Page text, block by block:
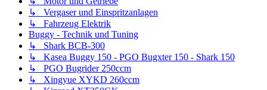
↳ Vergaser und Einspritzanlagen
↳ Fahrzeug Elektrik
Buggy - Technik und Tuning
↳ Shark BCB-300
↳ Kasea Buggy 150 - PGO Bugxter 150 - Shark 150
↳ PGO Bugrider 250ccm
↳ Xingyue XYKD 260ccm